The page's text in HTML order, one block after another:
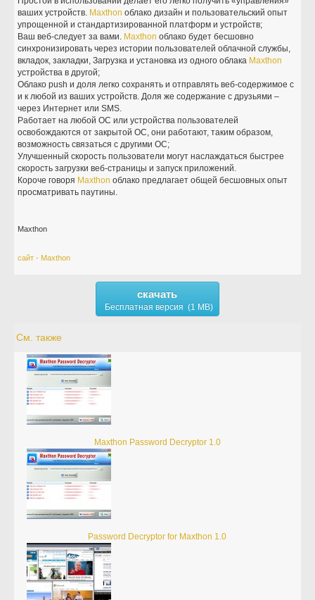
ваших устройств. Maxthon облако дизайн и пользовательский опыт
упрощенной и стандартизированной платформ и устройств;
Ваш веб-следует за вами. Maxthon облако будет бесшовно
синхронизировать через истории пользователей облачной службы,
вкладок, закладки, Загрузка и установка из одного облака Maxthon
устройства в другой;
Облако push и доля легко сохранять и отправлять веб-содержимое с
и к любой из ваших устройств. Доля же содержание с друзьями –
через Интернет или SMS.
Работает на любой ОС или устройства пользователей
освобождаются от закрытой ОС, они работают, таким образом,
возможность связаться с другими ОС;
Улучшенный скорость пользователи могут наслаждаться быстрее
скорость загрузки веб-страницы и запуск приложений.
Короче говоря Maxthon облако предлагает общей бесшовных опыт
просматривать паутины.
Maxthon
сайт - Maxthon
скачать
Бесплатная версия (1 MB)
См. также
Maxthon Password Decryptor 1.0
Password Decryptor for Maxthon 1.0